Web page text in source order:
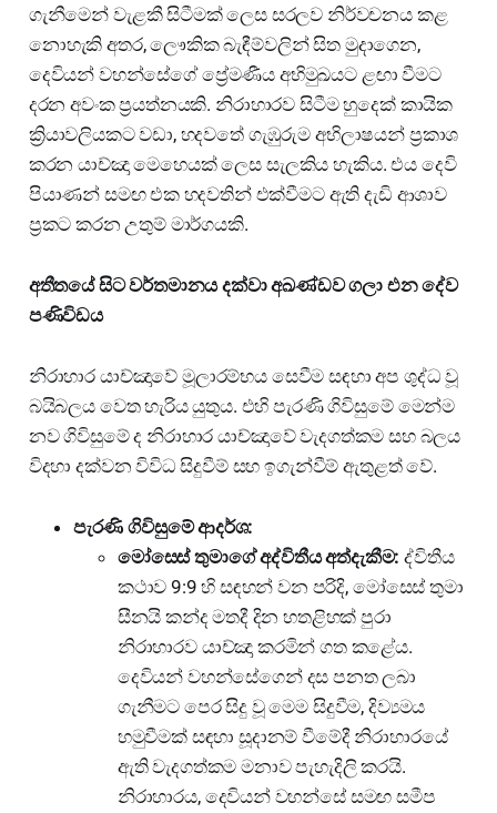
ගැනීමෙන් වැළකී සිටීමක් ලෙස සරලව නිර්වචනය කළ
නොහැකි අතර, ලෞකික බැඳීම්වලින් සිත මුදාගෙන,
දෙවියන් වහන්සේගේ ප්‍රේමණීය අභිමුඛයට ළඟා වීමට
දරන අවංක ප්‍රයත්නයකි. නිරාහාරව සිටීම හුදෙක් කායික
ක්‍රියාවලියකට වඩා, හදවතේ ගැඹුරුම අභිලාෂයන් ප්‍රකාශ
කරන යාච්ඤා මෙහෙයක් ලෙස සැලකිය හැකිය. එය දෙවි
පියාණන් සමඟ එක හදවතින් එක්වීමට ඇති දැඩි ආශාව
ප්‍රකට කරන උතුම් මාර්ගයකි.
අතීතයේ සිට වර්තමානය දක්වා අඛණ්ඩව ගලා එන දේව
පණිවිඩය
නිරාහාර යාච්ඤාවේ මූලාරම්භය සෙවීම සඳහා අප ශුද්ධ වූ
බයිබලය වෙත හැරිය යුතුය. එහි පැරණි ගිවිසුමේ මෙන්ම
නව ගිවිසුමේ ද නිරාහාර යාච්ඤාවේ වැදගත්කම සහ බලය
විදහා දක්වන විවිධ සිදුවීම් සහ ඉගැන්වීම් ඇතුළත් වේ.
පැරණි ගිවිසුමේ ආදර්ශ:
මෝසෙස් තුමාගේ අද්විතීය අත්දැකීම: ද්විතීය
කථාව 9:9 හි සඳහන් වන පරිදි, මෝසෙස් තුමා
සීනයි කන්ද මතදී දින හතළිහක් පුරා
නිරාහාරව යාච්ඤා කරමින් ගත කළේය.
දෙවියන් වහන්සේගෙන් දස පනත ලබා
ගැනීමට පෙර සිදු වූ මෙම සිදුවීම, දිව්‍යමය
හමුවීමක් සඳහා සූදානම් වීමේදී නිරාහාරයේ
ඇති වැදගත්කම මනාව පැහැදිලි කරයි.
නිරාහාරය, දෙවියන් වහන්සේ සමඟ සමීප